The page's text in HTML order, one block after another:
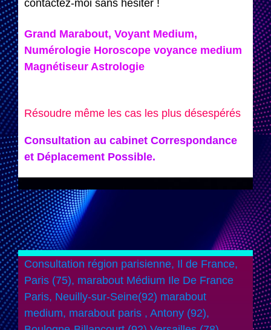
contactez-moi sans hésiter !
Grand Marabout, Voyant Medium,
Numérologie Horoscope voyance medium
Magnétiseur Astrologie
Résoudre même les cas les plus désespérés
Consultation au cabinet Correspondance
et Déplacement Possible.
Consultation région parisienne, Il de France,
Paris (75), marabout Médium Ile De France
Paris, Neuilly-sur-Seine(92) marabout
medium, marabout paris , Antony (92),